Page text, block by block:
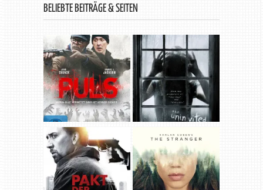
BELIEBTE BEITRÄGE & SEITEN